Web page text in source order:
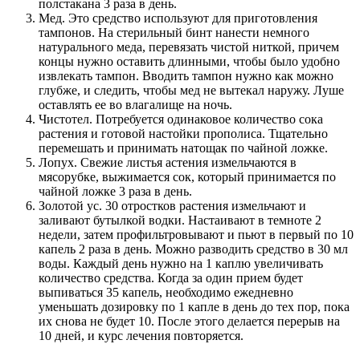
полстакана 3 раза в день.
Мед. Это средство используют для приготовления
тампонов. На стерильный бинт нанести немного
натурального меда, перевязать чистой ниткой, причем
концы нужно оставить длинными, чтобы было удобно
извлекать тампон. Вводить тампон нужно как можно
глубже, и следить, чтобы мед не вытекал наружу. Луше
оставлять ее во влагалище на ночь.
Чистотел. Потребуется одинаковое количество сока
растения и готовой настойки прополиса. Тщательно
перемешать и принимать натощак по чайной ложке.
Лопух. Свежие листья астения измельчаются в
мясорубке, выжимается сок, который принимается по
чайной ложке 3 раза в день.
Золотой ус. 30 отростков растения измельчают и
заливают бутылкой водки. Настаивают в темноте 2
недели, затем профильтровывают и пьют в первый по 10
капель 2 раза в день. Можно разводить средство в 30 мл
воды. Каждый день нужно на 1 каплю увеличивать
количество средства. Когда за один прием будет
выпиваться 35 капель, необходимо ежедневно
уменьшать дозировку по 1 капле в день до тех пор, пока
их снова не будет 10. После этого делается перерыв на
10 дней, и курс лечения повторяется.